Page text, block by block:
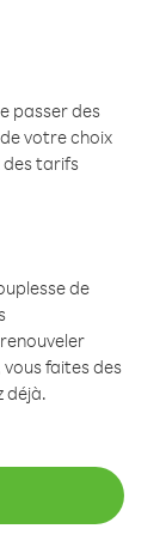
passer des
votre choix
des tarifs
de
faites des
déjà.